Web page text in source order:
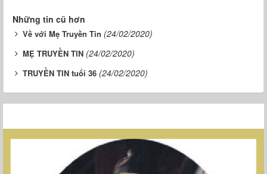
Những tin cũ hơn
Về với Mẹ Truyền Tin (24/02/2020)
MẸ TRUYỀN TIN (24/02/2020)
TRUYỀN TIN tuổi 36 (24/02/2020)